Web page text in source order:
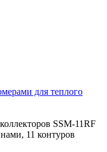
для теплого
SSM-11RF
11 контуров